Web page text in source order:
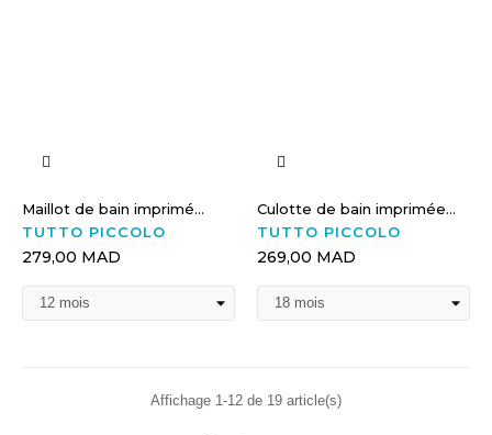
Maillot de bain imprimé...
TUTTO PICCOLO
279,00 MAD
Culotte de bain imprimée...
TUTTO PICCOLO
269,00 MAD
Affichage 1-12 de 19 article(s)